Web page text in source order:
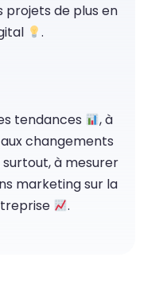
projets de plus en
.
tendances
, à
changements
à mesurer
marketing sur la
.